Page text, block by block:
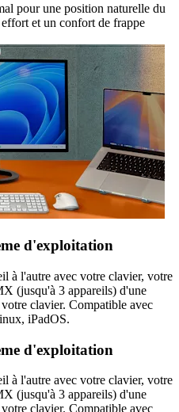
pour une position naturelle du
et un confort de frappe
d'exploitation
à l'autre avec votre clavier, votre
(jusqu'à 3 appareils) d'une
clavier. Compatible avec
iPadOS.
d'exploitation
à l'autre avec votre clavier, votre
(jusqu'à 3 appareils) d'une
clavier. Compatible avec